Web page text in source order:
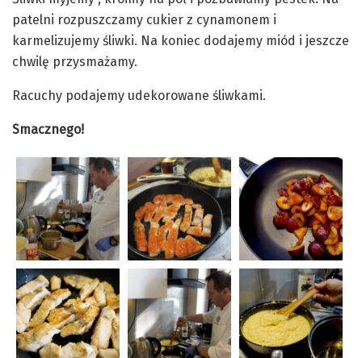
patelni rozpuszczamy cukier z cynamonem i
karmelizujemy śliwki. Na koniec dodajemy miód i jeszcze
chwilę przysmażamy.
Racuchy podajemy udekorowane śliwkami.
Smacznego!